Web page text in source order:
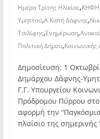
Ημέρα Τρίτης Ηλικίας,ΚΗΦΗ
Υμηττού,Α Καπή Δάφνης,
Τσιλίφης,Ενημέρωση,
Πολιτική Δήμου,Κοινωνικής
Δημοσίευση: 1
Δημάρχου Δάφνης-
Γ.Γ. Υπουργείου
Πρόδρομου Πύρρου
αφορμή την
πλαίσιο της